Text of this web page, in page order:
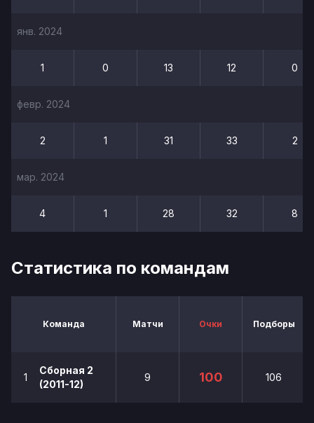
янв. 2024
1 0 13 12 0
февр. 2024
2 1 31 33 2
мар. 2024
4 1 28 32 8
Статистика по командам
Команда Матчи Очки Подборы
1
Сборная 2
(2011-12)
9 100 106